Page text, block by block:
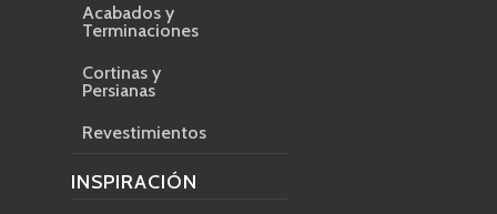
Acabados y
Terminaciones
Cortinas y
Persianas
Revestimientos
INSPIRACIÓN